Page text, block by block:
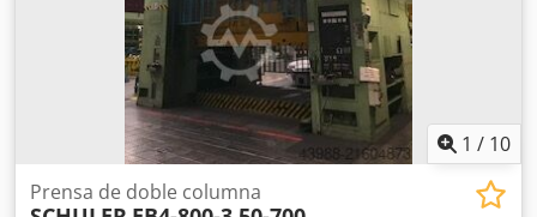
1 / 10
Prensa de doble columna